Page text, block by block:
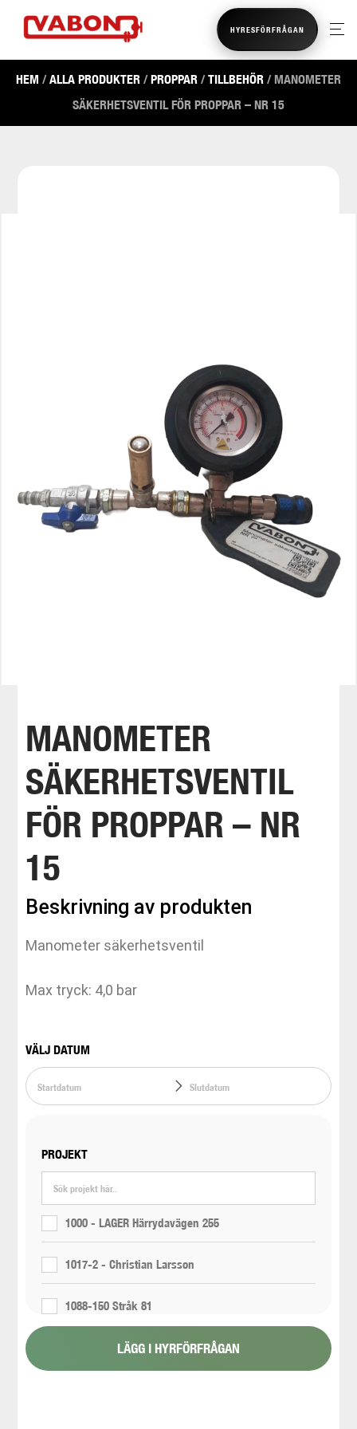
HYRESFÖRFRÅGAN
HEM /ALLA PRODUKTER /PROPPAR /TILLBEHÖR / MANOMETER
SÄKERHETSVENTIL FÖR PROPPAR – NR 15
MANOMETER
SÄKERHETSVENTIL
FÖR PROPPAR – NR
15
Beskrivning av produkten
Manometer säkerhetsventil
Max tryck: 4,0 bar
VÄLJ DATUM
PROJEKT
1000 - LAGER Härrydavägen 255
1017-2 - Christian Larsson
1088-150 Stråk 81
1088-151 Stråk 6LÄGG I HYRFÖRFRÅGAN